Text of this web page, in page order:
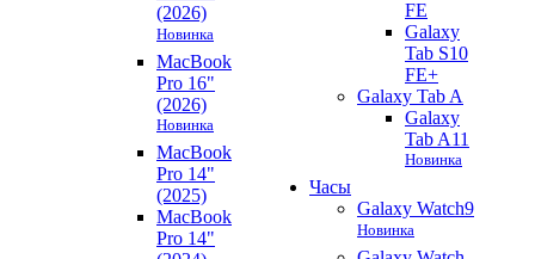
(2026)
Новинка
MacBook
Pro 16"
(2026)
Новинка
MacBook
Pro 14"
(2025)
MacBook
Pro 14"
FE
Galaxy
Tab S10
FE+
Galaxy Tab A
Galaxy
Tab A11
Новинка
Часы
Galaxy Watch9
Новинка